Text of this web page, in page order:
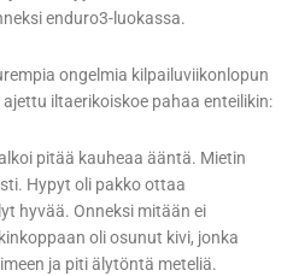
enduro3-luokassa.
ongelmia kilpailuviikonlopun
iltaerikoiskoe pahaa enteilikin:
pitää kauheaa ääntä. Mietin
Hypyt oli pakko ottaa
hyvää. Onneksi mitään ei
oli osunut kivi, jonka
ja piti älytöntä meteliä.